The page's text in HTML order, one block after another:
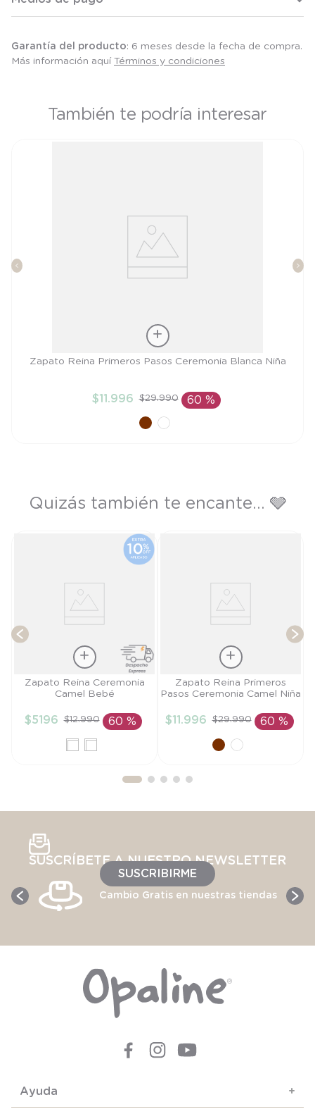
Garantía del producto: 6 meses desde la fecha de compra.
Más información aquí Términos y condiciones
También te podría interesar
Talla
AÑADIR AL CARRITO
Zapato Reina Primeros Pasos Ceremonia Blanca Niña
$11 .996 $29.990 60 %
Quizás también te encante... 🩶
Talla
AÑADIR AL
CARRITO
Zapato Reina Ceremonia
Camel Bebé
$5196 $12.990 60 %
Talla
AÑADIR AL
CARRITO
Zapato Reina Primeros
Pasos Ceremonia Camel Niña
$11 .996 $29.990 60 %
SUSCRÍBETE A NUESTRO NEWSLETTER
SUSCRIBIRME
Cambio Gratis en nuestras tiendas
Ayuda +